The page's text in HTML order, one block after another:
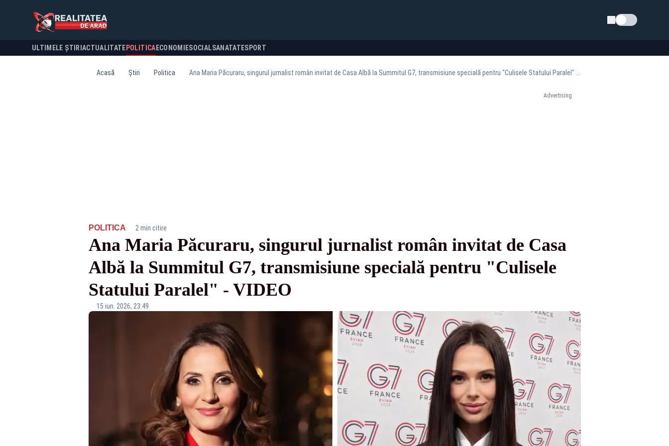
Schimba tema
ULTIMELE ȘTIRI ACTUALITATE POLITICA ECONOMIESOCIALSANATATESPORT
Acasă Știri Politica
Advertising
POLITICA· 2 min citire
Ana Maria Păcuraru, singurul jurnalist român invitat de Casa
Albă la Summitul G7, transmisiune specială pentru "Culisele
Statului Paralel" - VIDEO
15 iun. 2026, 23:49